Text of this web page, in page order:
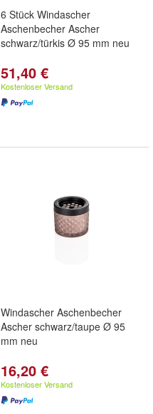
6 Stück Windascher
Aschenbecher Ascher
schwarz/türkis Ø 95 mm neu
51,40 €
Kostenloser Versand
Windascher Aschenbecher
Ascher schwarz/taupe Ø 95
mm neu
16,20 €
Kostenloser Versand